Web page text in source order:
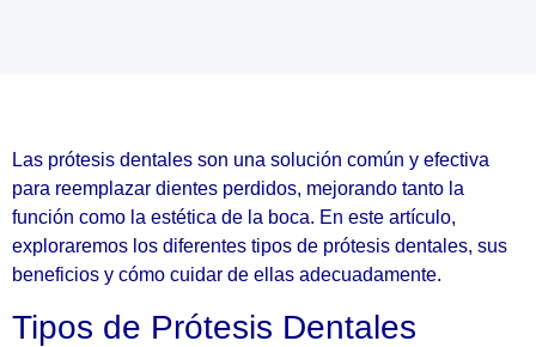
Las prótesis dentales son una solución común y efectiva
para reemplazar dientes perdidos, mejorando tanto la
función como la estética de la boca. En este artículo,
exploraremos los diferentes tipos de prótesis dentales, sus
beneficios y cómo cuidar de ellas adecuadamente.
Tipos de Prótesis Dentales